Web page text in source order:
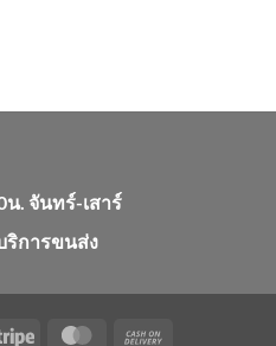
น. จันทร์-เสาร์
ริการขนส่ง
Stripe MasterCard